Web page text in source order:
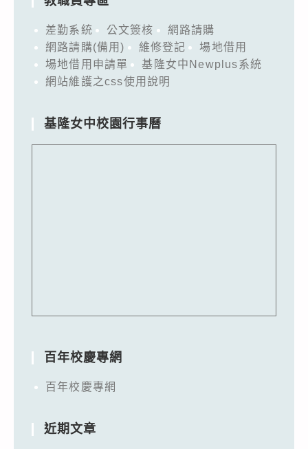
差勤系統 公文簽核
網路請購
網路請購(備用)
維修登記
場地借用
場地借用申請單
基隆女中Newplus系統
網站維護之css使用說明
基隆女中校園行事曆
百年校慶專網
百年校慶專網
近期文章